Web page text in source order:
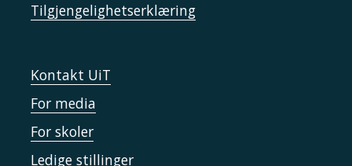
Tilgjengelighetserklæring
Kontakt UiT
For media
For skoler
Ledige stillinger